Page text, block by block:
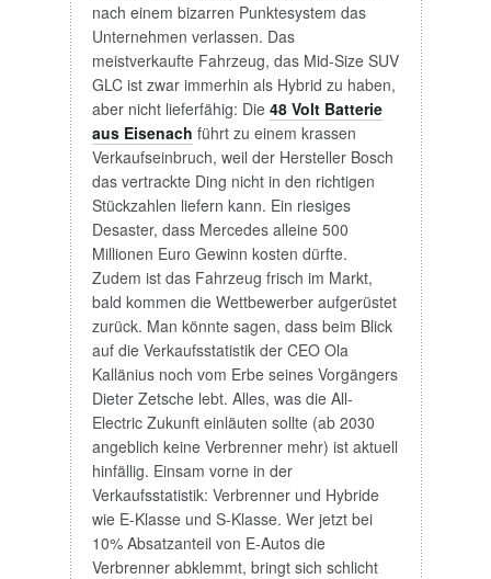
nach einem bizarren Punktesystem das
Unternehmen verlassen. Das
meistverkaufte Fahrzeug, das Mid-Size SUV
GLC ist zwar immerhin als Hybrid zu haben,
aber nicht lieferfähig: Die 48 Volt Batterie
aus Eisenach führt zu einem krassen
Verkaufseinbruch, weil der Hersteller Bosch
das vertrackte Ding nicht in den richtigen
Stückzahlen liefern kann. Ein riesiges
Desaster, dass Mercedes alleine 500
Millionen Euro Gewinn kosten dürfte.
Zudem ist das Fahrzeug frisch im Markt,
bald kommen die Wettbewerber aufgerüstet
zurück. Man könnte sagen, dass beim Blick
auf die Verkaufsstatistik der CEO Ola
Kallänius noch vom Erbe seines Vorgängers
Dieter Zetsche lebt. Alles, was die All-
Electric Zukunft einläuten sollte (ab 2030
angeblich keine Verbrenner mehr) ist aktuell
hinfällig. Einsam vorne in der
Verkaufsstatistik: Verbrenner und Hybride
wie E-Klasse und S-Klasse. Wer jetzt bei
10% Absatzanteil von E-Autos die
Verbrenner abklemmt, bringt sich schlicht